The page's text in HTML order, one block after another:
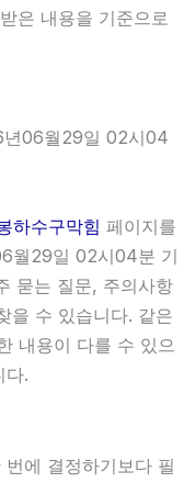
은 내용을 기준으로
년06월29일 02시04
하수구막힘 페이지를
월29일 02시04분 기
묻는 질문, 주의사항
을 수 있습니다. 같은
내용이 다를 수 있으
다.
에 결정하기보다 필